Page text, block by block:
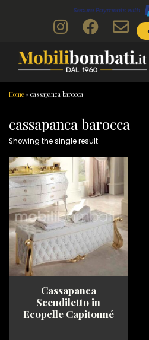
Home » cassapanca barocca
cassapanca barocca
Showing the single result
Cassapanca
Scendiletto in
Ecopelle Capitonné